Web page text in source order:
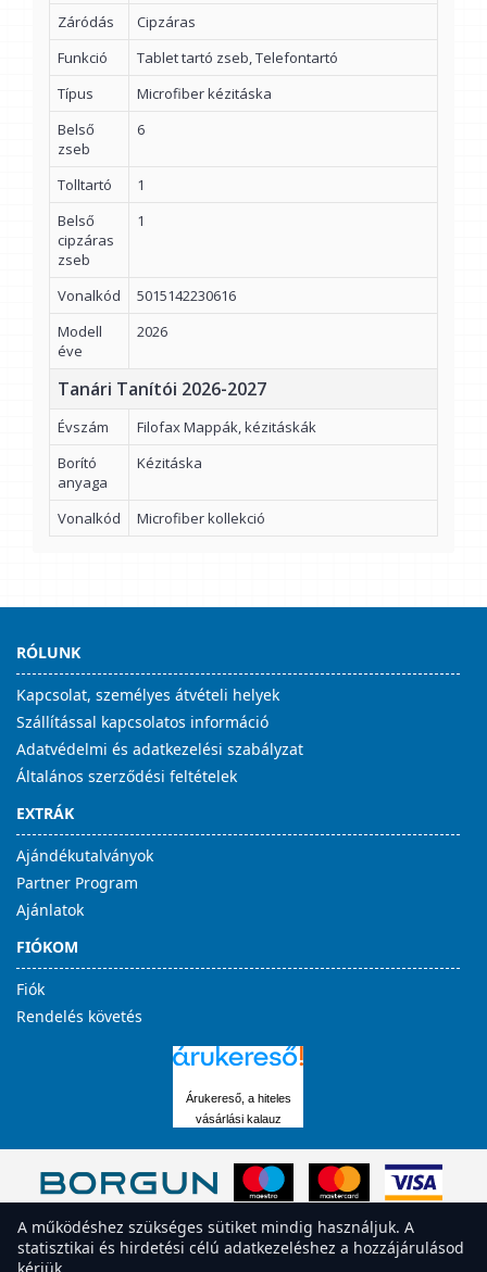
Záródás
Cipzáras
Funkció
Tablet tartó zseb, Telefontartó
Típus
Microfiber kézitáska
Belső
zseb
6
Tolltartó
1
Belső
cipzáras
zseb
1
Vonalkód
5015142230616
Modell
éve
2026
Tanári Tanítói 2026-2027
Évszám
Filofax Mappák, kézitáskák
Borító
anyaga
Kézitáska
Vonalkód Microfiber kollekció
RÓLUNK
Kapcsolat, személyes átvételi helyek
Szállítással kapcsolatos információ
Adatvédelmi és adatkezelési szabályzat
Általános szerződési feltételek
EXTRÁK
Ajándékutalványok
Partner Program
Ajánlatok
FIÓKOM
Fiók
Rendelés követés
Árukereső, a hiteles
vásárlási kalauz
A működéshez szükséges sütiket mindig használjuk. A
statisztikai és hirdetési célú adatkezeléshez a hozzájárulásod